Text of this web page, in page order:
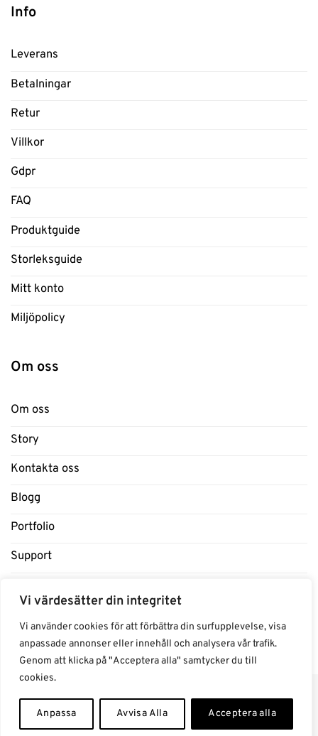
Vi värdesätter din integritet
Vi använder cookies för att förbättra din surfupplevelse, visa
anpassade annonser eller innehåll och analysera vår trafik.
Genom att klicka på "Acceptera alla" samtycker du till
cookies.
Anpassa Avvisa Alla Acceptera alla
Info
Leverans
Betalningar
Retur
Villkor
Gdpr
FAQ
Produktguide
Storleksguide
Mitt konto
Miljöpolicy
Om oss
Om oss
Story
Kontakta oss
Blogg
Portfolio
Support